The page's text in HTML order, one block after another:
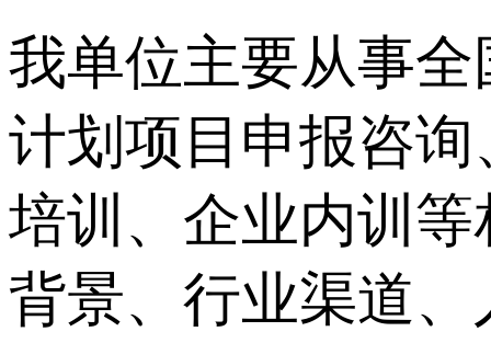
我单位主要从事全
计划项目申报咨
培训、企业内训
背景、行业渠道